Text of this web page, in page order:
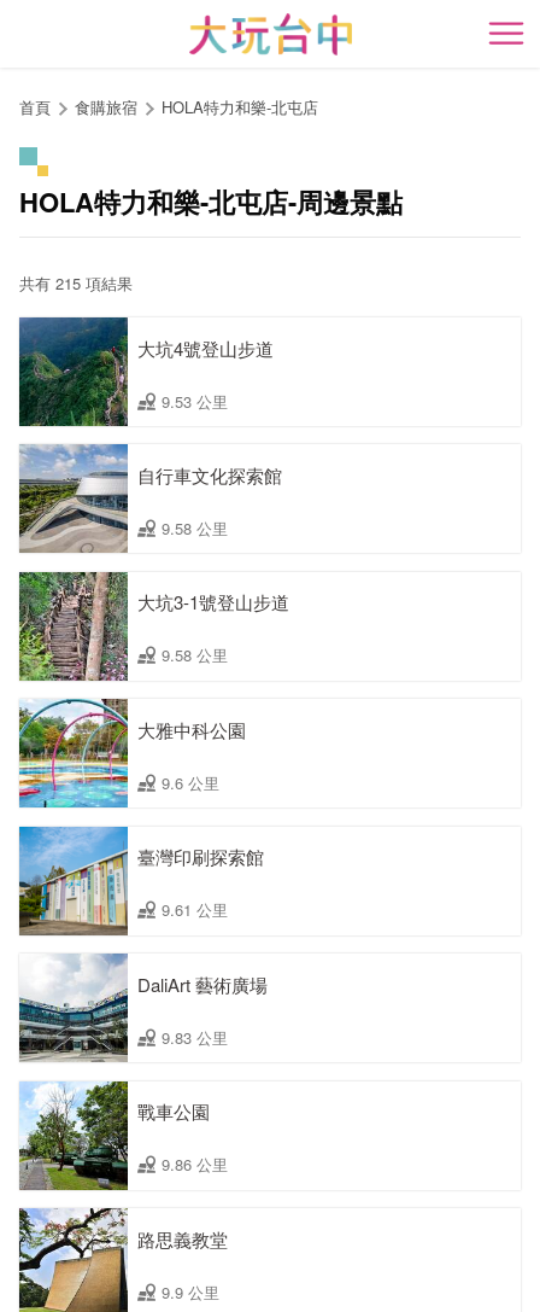
開
首頁 食購旅宿 HOLA特力和樂-北屯店
HOLA特力和樂-北屯店-周邊景點
共有 215 項結果
大坑4號登山步道
9.53 公里
自行車文化探索館
9.58 公里
大坑3-1號登山步道
9.58 公里
大雅中科公園
9.6 公里
臺灣印刷探索館
9.61 公里
DaliArt 藝術廣場
9.83 公里
戰車公園
9.86 公里
路思義教堂
9.9 公里